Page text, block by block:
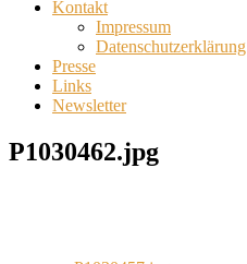
Kontakt
Impressum
Datenschutzerklärung
Presse
Links
Newsletter
P1030462.jpg